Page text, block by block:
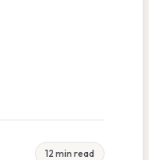
12 min read